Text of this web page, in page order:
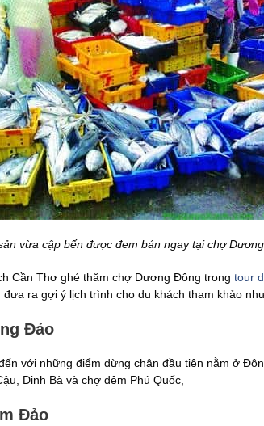
vừa cập bến được đem bán ngay tại chợ
Cần Thơ ghé thăm chợ Dương Đông trong tour
ra gợi ý lịch trình cho du khách tham khảo
Đảo
với những điểm dừng chân đầu tiên nằm ở
Dinh Bà và chợ đêm Phú Quốc,
Đảo